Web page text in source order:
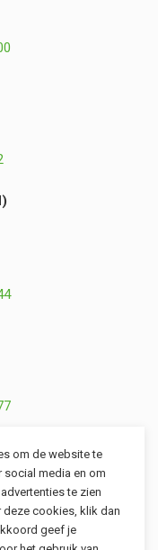
om de website te
social media en om
te zien
deze cookies, klik dan
geef je